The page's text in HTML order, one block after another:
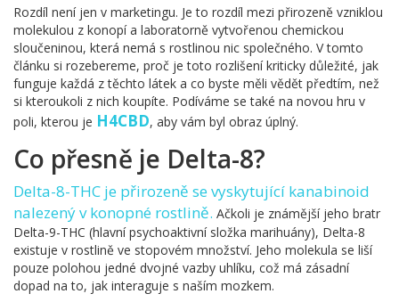
Rozdíl není jen v marketingu. Je to rozdíl mezi přirozeně vzniklou
molekulou z konopí a laboratorně vytvořenou chemickou
sloučeninou, která nemá s rostlinou nic společného. V tomto
článku si rozebereme, proč je toto rozlišení kriticky důležité, jak
funguje každá z těchto látek a co byste měli vědět předtím, než
si kteroukoli z nich koupíte. Podíváme se také na novou hru v
poli, kterou je H4CBD, aby vám byl obraz úplný.
Co přesně je Delta-8?
Delta-8-THC je přirozeně se vyskytující kanabinoid
nalezený v konopné rostlině. Ačkoli je známější jeho bratr
Delta-9-THC (hlavní psychoaktivní složka marihuány), Delta-8
existuje v rostlině ve stopovém množství. Jeho molekula se liší
pouze polohou jedné dvojné vazby uhlíku, což má zásadní
dopad na to, jak interaguje s naším mozkem.